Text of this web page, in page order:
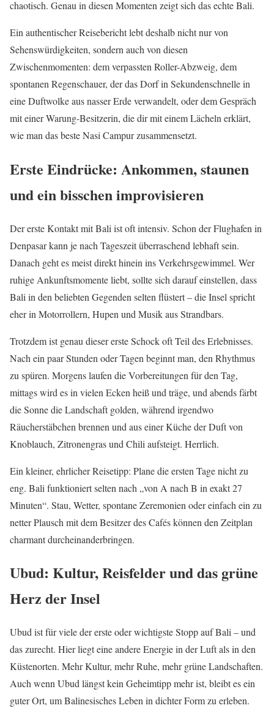
chaotisch. Genau in diesen Momenten zeigt sich das echte Bali.
Ein authentischer Reisebericht lebt deshalb nicht nur von
Sehenswürdigkeiten, sondern auch von diesen
Zwischenmomenten: dem verpassten Roller-Abzweig, dem
spontanen Regenschauer, der das Dorf in Sekundenschnelle in
eine Duftwolke aus nasser Erde verwandelt, oder dem Gespräch
mit einer Warung-Besitzerin, die dir mit einem Lächeln erklärt,
wie man das beste Nasi Campur zusammensetzt.
Erste Eindrücke: Ankommen, staunen
und ein bisschen improvisieren
Der erste Kontakt mit Bali ist oft intensiv. Schon der Flughafen in
Denpasar kann je nach Tageszeit überraschend lebhaft sein.
Danach geht es meist direkt hinein ins Verkehrsgewimmel. Wer
ruhige Ankunftsmomente liebt, sollte sich darauf einstellen, dass
Bali in den beliebten Gegenden selten flüstert – die Insel spricht
eher in Motorrollern, Hupen und Musik aus Strandbars.
Trotzdem ist genau dieser erste Schock oft Teil des Erlebnisses.
Nach ein paar Stunden oder Tagen beginnt man, den Rhythmus
zu spüren. Morgens laufen die Vorbereitungen für den Tag,
mittags wird es in vielen Ecken heiß und träge, und abends färbt
die Sonne die Landschaft golden, während irgendwo
Räucherstäbchen brennen und aus einer Küche der Duft von
Knoblauch, Zitronengras und Chili aufsteigt. Herrlich.
Ein kleiner, ehrlicher Reisetipp: Plane die ersten Tage nicht zu
eng. Bali funktioniert selten nach „von A nach B in exakt 27
Minuten“. Stau, Wetter, spontane Zeremonien oder einfach ein zu
netter Plausch mit dem Besitzer des Cafés können den Zeitplan
charmant durcheinanderbringen.
Ubud: Kultur, Reisfelder und das grüne
Herz der Insel
Ubud ist für viele der erste oder wichtigste Stopp auf Bali – und
das zurecht. Hier liegt eine andere Energie in der Luft als in den
Küstenorten. Mehr Kultur, mehr Ruhe, mehr grüne Landschaften.
Auch wenn Ubud längst kein Geheimtipp mehr ist, bleibt es ein
guter Ort, um Balinesisches Leben in dichter Form zu erleben.